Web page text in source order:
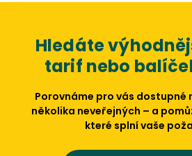
Hledáte
tarif nebo
Porovnáme pro vás dostupné
několika neveřejných – a
které splní vaše